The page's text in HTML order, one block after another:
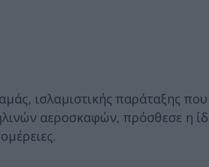
ισλαμιστικής παράταξης
αεροσκαφών, πρόσθεσε η